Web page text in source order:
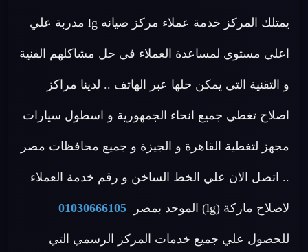
يمتلك المركز خدمة عملاء مركز صيانه lg مدربة علي
اعلي مستوي لمساعدة العملاء في حل مشاكلهم الفنية
و التقنية التي يمكن حلها عبر الهاتف .. لدينا مراكز
اصلاح تغطي جميع انحاء الجمهورية و اسطول سيارات
مجهز لتغطية القاهرة و الجيزة و جميع محافظات مصر
.. اتصل الان علي الخط الساخن و رقم خدمة العملاء
لاصلاح ماركة (lg) الموحد بمصر 01030666105
للحصول علي جميع خدمات المركز الرسمي التي